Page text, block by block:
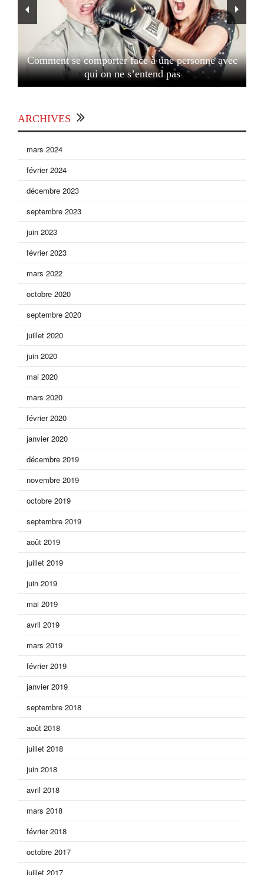
Comment se comporter face à une personne avec
qui on ne s’entend pas
ARCHIVES
mars 2024
février 2024
décembre 2023
septembre 2023
juin 2023
février 2023
mars 2022
octobre 2020
septembre 2020
juillet 2020
juin 2020
mai 2020
mars 2020
février 2020
janvier 2020
décembre 2019
novembre 2019
octobre 2019
septembre 2019
août 2019
juillet 2019
juin 2019
mai 2019
avril 2019
mars 2019
février 2019
janvier 2019
septembre 2018
août 2018
juillet 2018
juin 2018
avril 2018
mars 2018
février 2018
octobre 2017
juillet 2017